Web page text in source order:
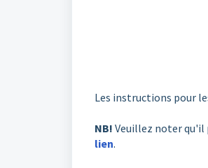
Les instructions pour
NB! Veuillez noter qu'il
lien.